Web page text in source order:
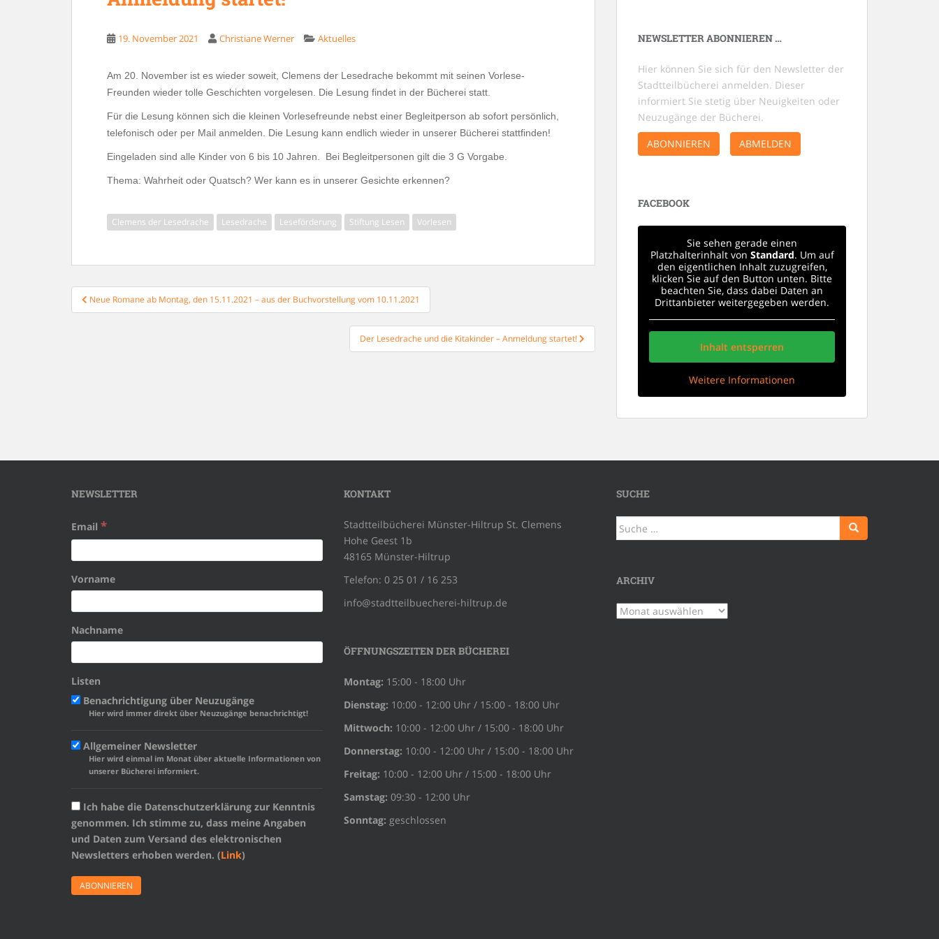
19. November 2021 Christiane Werner Aktuelles
Am 20. November ist es wieder soweit, Clemens der Lesedrache bekommt mit seinen Vorlese-
Freunden wieder tolle Geschichten vorgelesen. Die Lesung findet in der Bücherei statt.
Für die Lesung können sich die kleinen Vorlesefreunde nebst einer Begleitperson ab sofort persönlich,
telefonisch oder per Mail anmelden. Die Lesung kann endlich wieder in unserer Bücherei stattfinden!
Eingeladen sind alle Kinder von 6 bis 10 Jahren. Bei Begleitpersonen gilt die 3 G Vorgabe.
Thema: Wahrheit oder Quatsch? Wer kann es in unserer Gesichte erkennen?
Clemens der Lesedrache Lesedrache Leseförderung Stiftung Lesen Vorlesen
Beitragsnavigation
Neue Romane ab Montag, den 15.11.2021 – aus der Buchvorstellung vom 10.11.2021
Der Lesedrache und die Kitakinder – Anmeldung startet!
NEWSLETTER ABONNIEREN …
Hier können Sie sich für den Newsletter der
Stadtteilbücherei anmelden. Dieser
informiert Sie stetig über Neuigkeiten oder
Neuzugänge der Bücherei.
ABONNIEREN
ABMELDEN
FACEBOOK
Sie sehen gerade einen
Platzhalterinhalt von Standard. Um auf
den eigentlichen Inhalt zuzugreifen,
klicken Sie auf den Button unten. Bitte
beachten Sie, dass dabei Daten an
Drittanbieter weitergegeben werden.
Inhalt entsperren
Weitere Informationen
NEWSLETTER
Email *
Vorname
Nachname
Listen
Benachrichtigung über Neuzugänge
Hier wird immer direkt über Neuzugänge benachrichtigt!
Allgemeiner Newsletter
Hier wird einmal im Monat über aktuelle Informationen von
unserer Bücherei informiert.
Ich habe die Datenschutzerklärung zur Kenntnis
genommen. Ich stimme zu, dass meine Angaben
und Daten zum Versand des elektronischen
Newsletters erhoben werden. (Link)
KONTAKT
Stadtteilbücherei Münster-Hiltrup St. Clemens
Hohe Geest 1b
48165 Münster-Hiltrup
Telefon: 0 25 01 / 16 253
info@stadtteilbuecherei-hiltrup.de
ÖFFNUNGSZEITEN DER BÜCHEREI
Montag: 15:00 - 18:00 Uhr
Dienstag: 10:00 - 12:00 Uhr / 15:00 - 18:00 Uhr
Mittwoch: 10:00 - 12:00 Uhr / 15:00 - 18:00 Uhr
Donnerstag: 10:00 - 12:00 Uhr / 15:00 - 18:00 Uhr
Freitag: 10:00 - 12:00 Uhr / 15:00 - 18:00 Uhr
Samstag: 09:30 - 12:00 Uhr
Sonntag: geschlossen
SUCHE
Suche
nach:
ARCHIV
Archiv